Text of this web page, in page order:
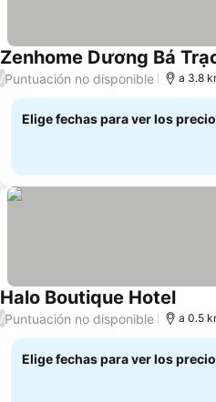
Zenhome Dương Bá
/Puntuación no disponible a 3.8
Elige fechas para ver los
Halo Boutique Hotel
/Puntuación no disponible a 0.5
Elige fechas para ver los